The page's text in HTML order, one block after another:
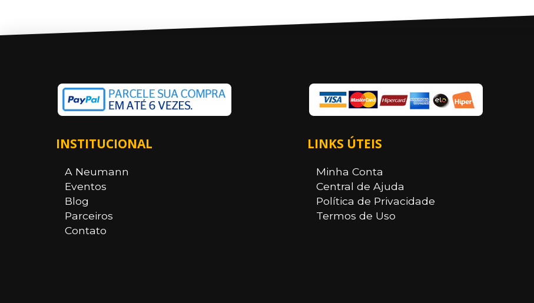
INSTITUCIONAL
A Neumann
Eventos
Blog
Parceiros
Contato
LINKS ÚTEIS
Minha Conta
Central de Ajuda
Política de Privacidade
Termos de Uso